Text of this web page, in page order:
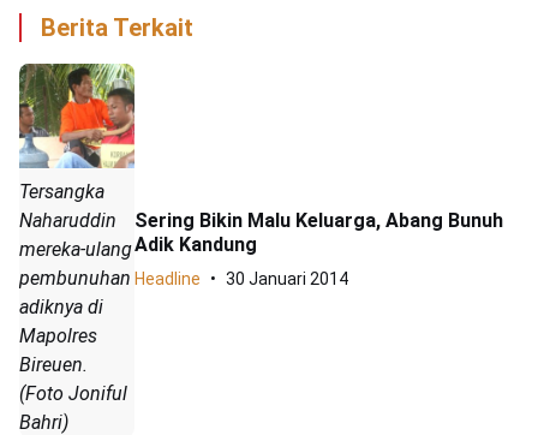
Berita Terkait
Tersangka
Naharuddin
mereka-ulang
pembunuhan
adiknya di
Mapolres
Bireuen.
(Foto Joniful
Bahri)
Sering Bikin Malu Keluarga, Abang Bunuh
Adik Kandung
Headline 30 Januari 2014